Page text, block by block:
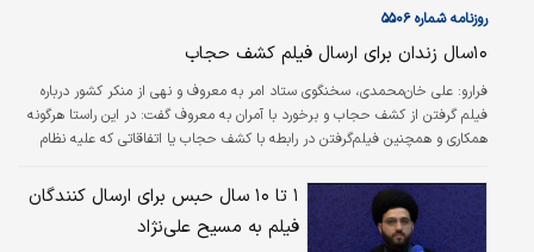
روزنامه شماره ۵۵۰۶
۱۰سال زندان برای ارسال فیلم کشف حجاب
فرارو: علی خان‌محمدی، سخنگوی ستاد امر به معروف و نهی از منکر کشور درباره
فیلم گرفتن از کشف حجاب و برخورد با آمران به معروف گفت: در این راستا هرگونه
همکاری و همچنین فیلم‌گرفتن در رابطه با کشف حجاب یا اتفاقاتی که علیه نظام
حبس برای آنها در نظر گرفته می‌شود. البته این موضوع فقط در حوزه کشف حجاب
نیست، بلکه هر فیلمی که علیه نظام جمهوری اسلامی باشد و برای این خانم
(مسیح علینژاد) ارسال شود، مشمول این ماده خواهد بود.
۱ تا ۱۰ سال حبس برای ارسال کنندگان
فیلم به مسیح علی‌نژاد